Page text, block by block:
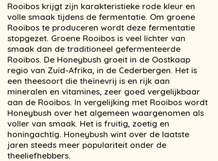
Rooibos krijgt zijn karakteristieke rode kleur en
volle smaak tijdens de fermentatie. Om groene
Rooibos te produceren wordt deze fermentatie
stopgezet. Groene Rooibos is veel lichter van
smaak dan de traditioneel gefermenteerde
Rooibos. De Honeybush groeit in de Oostkaap
regio van Zuid-Afrika, in de Cederbergen. Het is
een theesoort die theïnevrij is en rijk aan
mineralen en vitamines, zeer goed vergelijkbaar
aan de Rooibos. In vergelijking met Rooibos wordt
Honeybush over het algemeen waargenomen als
voller van smaak. Het is fruitig, zoetig en
honingachtig. Honeybush wint over de laatste
jaren steeds meer populariteit onder de
theeliefhebbers.